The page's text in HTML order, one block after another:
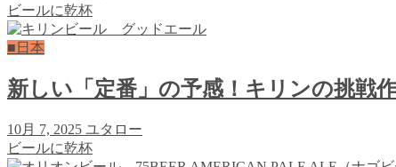
ビールに乾杯
■日本
新しい「定番」の予感！キリンの挑戦
10月 7, 2025 ユタロー
ビールに乾杯